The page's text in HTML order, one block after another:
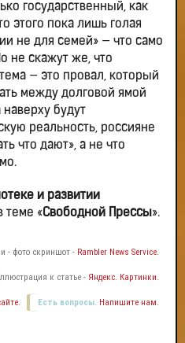
государственный, как
этого пока лишь голая
не для семей» — что само
не скажут же, что
— это провал, который
между долговой ямой
будут
реальность, россияне
что дают», а не что
и развитии
теме «Свободной Прессы».
- фото скриншот - Rambler News Service.
к статье - Яндекс. Картинки.
Есть вопросы. Напишите нам.